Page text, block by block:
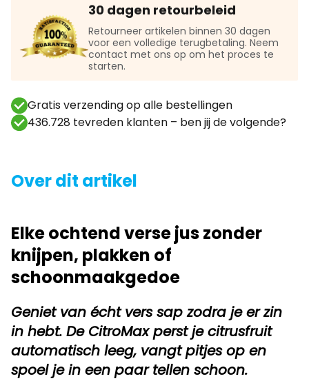
30 dagen retourbeleid
Retourneer artikelen binnen 30 dagen
voor een volledige terugbetaling. Neem
contact met ons op om het proces te
starten.
Gratis verzending op alle bestellingen
436.728 tevreden klanten – ben jij de volgende?
Over dit artikel
Elke ochtend verse jus zonder
knijpen, plakken of
schoonmaakgedoe
Geniet van écht vers sap zodra je er zin
in hebt. De CitroMax perst je citrusfruit
automatisch leeg, vangt pitjes op en
spoel je in een paar tellen schoon.